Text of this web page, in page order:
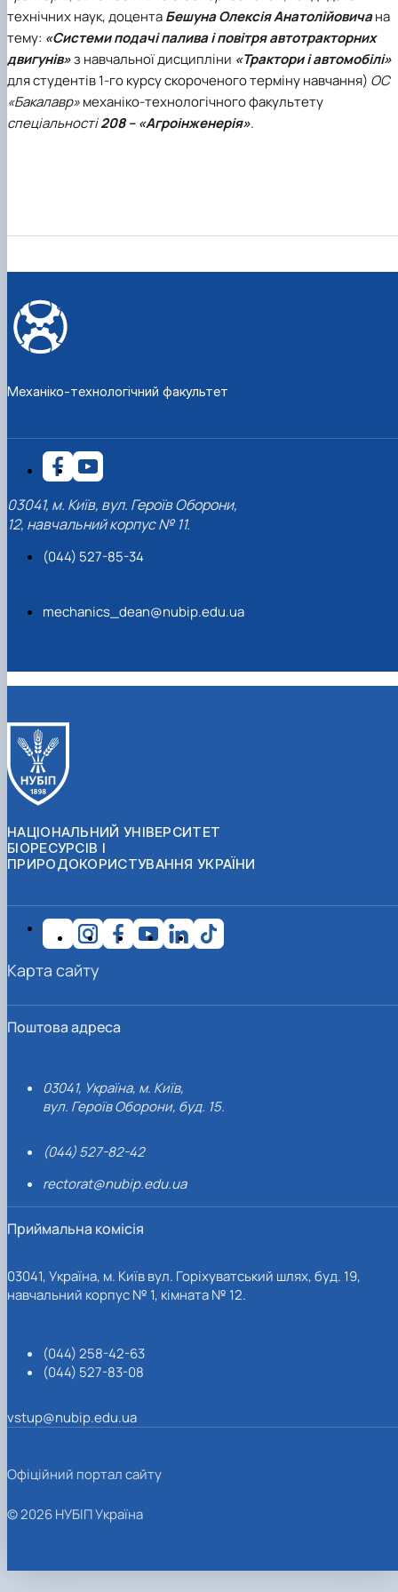
технічних наук, доцентаБешуна Олексія Анатолійовичана
тему: «Системи подачі палива і повітря автотракторних
двигунів»з навчальної дисципліни «Трактори і автомобілі»
для студентів 1-го курсу скороченого терміну навчання) ОС
«Бакалавр»механіко-технологічного факультету
спеціальності208 – «Агроінженерія».
Механіко-технологічний факультет
03041, м. Київ, вул. Героїв Оборони,
12, навчальний корпус № 11.
(044) 527-85-34
mechanics_dean@nubip.edu.ua
НАЦІОНАЛЬНИЙ УНІВЕРСИТЕТ
БІОРЕСУРСІВ І
ПРИРОДОКОРИСТУВАННЯ УКРАЇНИ
Поштова адреса
03041, Україна, м. Київ,
вул. Героїв Оборони, буд. 15.
(044) 527-82-42
rectorat@nubip.edu.ua
Приймальна комісія
03041, Україна, м. Київ вул. Горіхуватський шлях, буд. 19,
навчальний корпус № 1, кімната № 12.
(044) 258-42-63
(044) 527-83-08
vstup@nubip.edu.ua
Карта сайту
Офіційний портал сайту
© 2026 НУБІП Україна